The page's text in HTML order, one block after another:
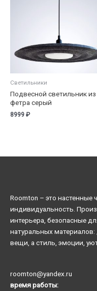
Светильники
Подвесной светильник из
фетра серый
8999 ₽
Roomton – это
индивидуальность.
интерьера, безопасные
натуральных
вещи, а стиль, эмоции,
roomton@yandex.ru
время работы: